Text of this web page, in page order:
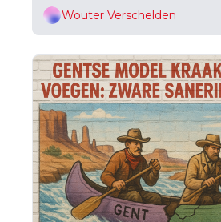
Wouter Verschelden